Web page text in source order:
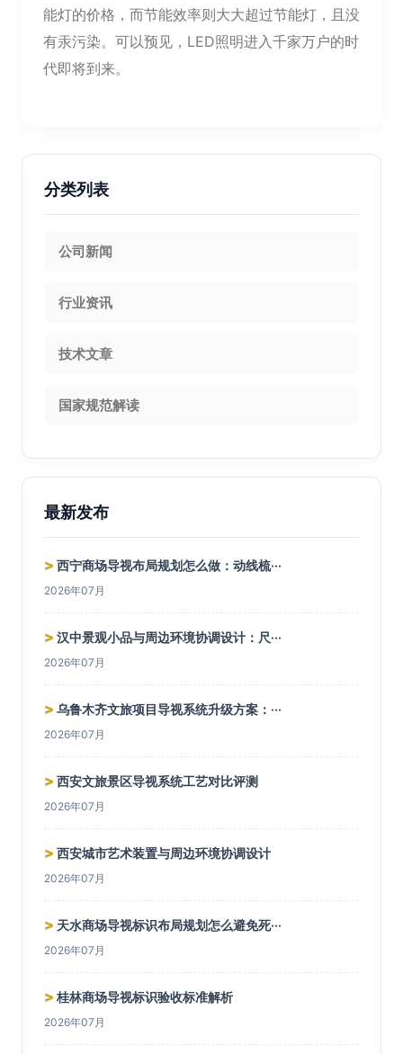
能灯的价格，而节能效率则大大超过节能灯，且没
有汞污染。可以预见，LED照明进入千家万户的时
代即将到来。
分类列表
公司新闻
行业资讯
技术文章
国家规范解读
最新发布
> 西宁商场导视布局规划怎么做：动线梳···
2026年07月
> 汉中景观小品与周边环境协调设计：尺···
2026年07月
> 乌鲁木齐文旅项目导视系统升级方案：···
2026年07月
> 西安文旅景区导视系统工艺对比评测
2026年07月
> 西安城市艺术装置与周边环境协调设计
2026年07月
> 天水商场导视标识布局规划怎么避免死···
2026年07月
> 桂林商场导视标识验收标准解析
2026年07月